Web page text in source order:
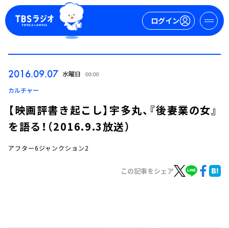
ログイン
2016.09.07 水曜日 00:00
カルチャー
【映画評書き起こし】宇多丸、『後妻業の女』
を語る！（2016.9.3放送）
アフター6ジャンクション2
この記事をシェア